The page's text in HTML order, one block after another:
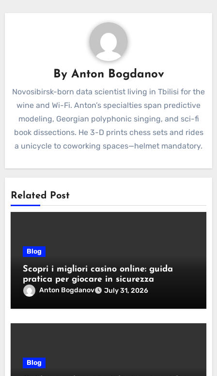
By Anton Bogdanov
Novosibirsk-born data scientist living in Tbilisi for the
wine and Wi-Fi. Anton’s specialties span predictive
modeling, Georgian polyphonic singing, and sci-fi
book dissections. He 3-D prints chess sets and rides
a unicycle to coworking spaces—helmet mandatory.
Related Post
Blog
Scopri i migliori casino online: guida
pratica per giocare in sicurezza
Anton Bogdanov July 31, 2026
Blog